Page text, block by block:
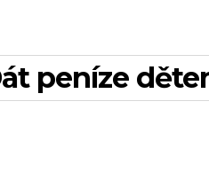
dát peníze